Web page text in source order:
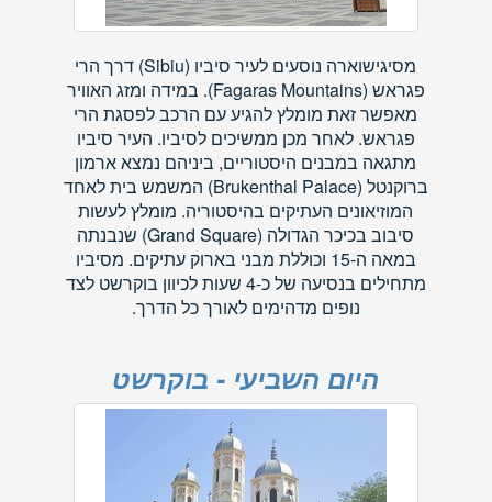
מסיגישוארה נוסעים לעיר סיביו (Sibiu) דרך הרי
פגראש (Fagaras Mountains). במידה ומזג האוויר
מאפשר זאת מומלץ להגיע עם הרכב לפסגת הרי
פגראש. לאחר מכן ממשיכים לסיביו. העיר סיביו
מתגאה במבנים היסטוריים, ביניהם נמצא ארמון
ברוקנטל (Brukenthal Palace) המשמש בית לאחד
המוזיאונים העתיקים בהיסטוריה. מומלץ לעשות
סיבוב בכיכר הגדולה (Grand Square) שנבנתה
במאה ה-15 וכוללת מבני בארוק עתיקים. מסיביו
מתחילים בנסיעה של כ-4 שעות לכיוון בוקרשט לצד
נופים מדהימים לאורך כל הדרך.
היום השביעי - בוקרשט